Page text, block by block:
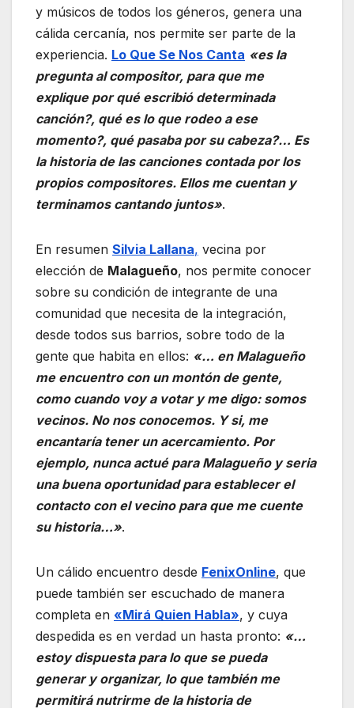
y músicos de todos los géneros, genera una
cálida cercanía, nos permite ser parte de la
experiencia. Lo Que Se Nos Canta «es la
pregunta al compositor, para que me
explique por qué escribió determinada
canción?, qué es lo que rodeo a ese
momento?, qué pasaba por su cabeza?… Es
la historia de las canciones contada por los
propios compositores. Ellos me cuentan y
terminamos cantando juntos».
En resumen Silvia Lallana, vecina por
elección de Malagueño, nos permite conocer
sobre su condición de integrante de una
comunidad que necesita de la integración,
desde todos sus barrios, sobre todo de la
gente que habita en ellos: «… en Malagueño
me encuentro con un montón de gente,
como cuando voy a votar y me digo: somos
vecinos. No nos conocemos. Y si, me
encantaría tener un acercamiento. Por
ejemplo, nunca actué para Malagueño y seria
una buena oportunidad para establecer el
contacto con el vecino para que me cuente
su historia…».
Un cálido encuentro desde FenixOnline, que
puede también ser escuchado de manera
completa en «Mirá Quien Habla», y cuya
despedida es en verdad un hasta pronto: «…
estoy dispuesta para lo que se pueda
generar y organizar, lo que también me
permitirá nutrirme de la historia de